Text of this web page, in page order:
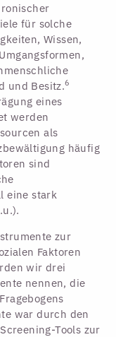
für solche
Wissen,
und Besitz.6
eines
werden
als
häufig
sind
eine stark
zur
Faktoren
wir drei
nennen, die
war durch den
Tools zur